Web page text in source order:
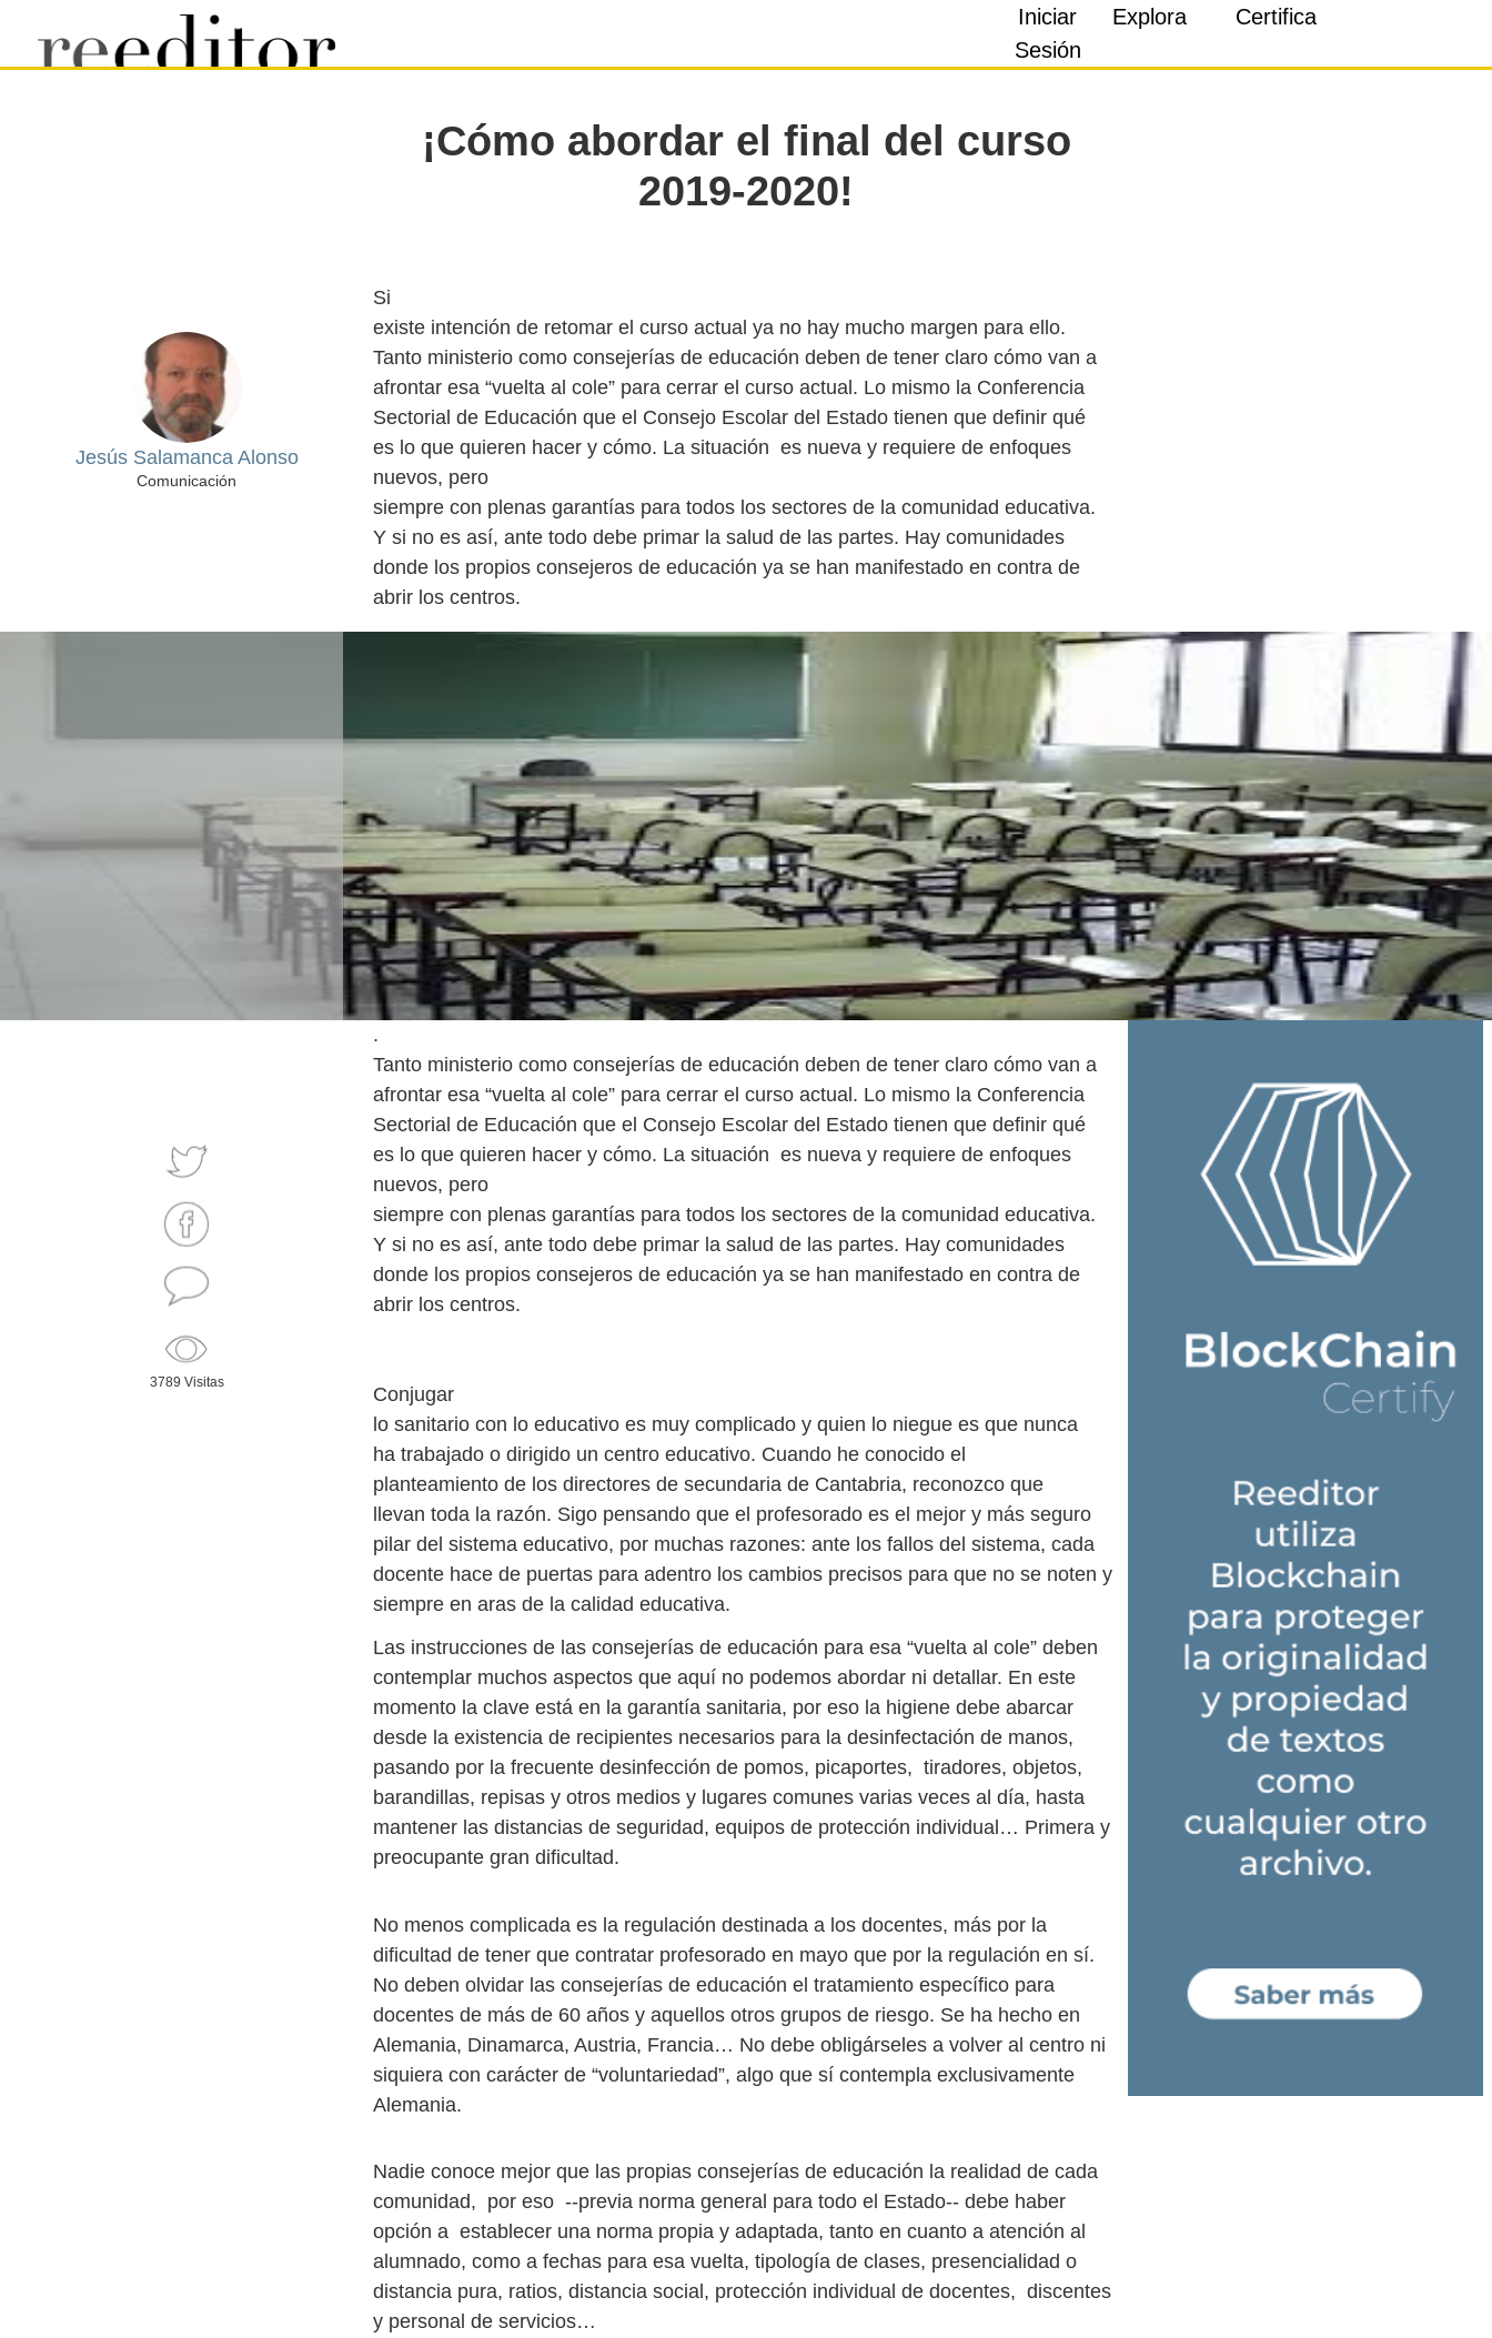
Iniciar
Sesión
Explora Certifica
Jesús Salamanca Alonso
Comunicación
¡Cómo abordar el final del curso
2019-2020!
Si
existe intención de retomar el curso actual ya no hay mucho margen para ello.
Tanto ministerio como consejerías de educación deben de tener claro cómo van a
afrontar esa “vuelta al cole” para cerrar el curso actual. Lo mismo la Conferencia
Sectorial de Educación que el Consejo Escolar del Estado tienen que definir qué
es lo que quieren hacer y cómo. La situación es nueva y requiere de enfoques
nuevos, pero
siempre con plenas garantías para todos los sectores de la comunidad educativa.
Y si no es así, ante todo debe primar la salud de las partes. Hay comunidades
donde los propios consejeros de educación ya se han manifestado en contra de
3789 Visitas
.
Tanto ministerio como consejerías de educación deben de tener claro cómo van a
afrontar esa “vuelta al cole” para cerrar el curso actual. Lo mismo la Conferencia
Sectorial de Educación que el Consejo Escolar del Estado tienen que definir qué
es lo que quieren hacer y cómo. La situación es nueva y requiere de enfoques
nuevos, pero
siempre con plenas garantías para todos los sectores de la comunidad educativa.
Y si no es así, ante todo debe primar la salud de las partes. Hay comunidades
donde los propios consejeros de educación ya se han manifestado en contra de
abrir los centros.
Conjugar
lo sanitario con lo educativo es muy complicado y quien lo niegue es que nunca
ha trabajado o dirigido un centro educativo. Cuando he conocido el
planteamiento de los directores de secundaria de Cantabria, reconozco que
llevan toda la razón. Sigo pensando que el profesorado es el mejor y más seguro
pilar del sistema educativo, por muchas razones: ante los fallos del sistema, cada
docente hace de puertas para adentro los cambios precisos para que no se noten y
siempre en aras de la calidad educativa.
Las instrucciones de las consejerías de educación para esa “vuelta al cole” deben
contemplar muchos aspectos que aquí no podemos abordar ni detallar. En este
momento la clave está en la garantía sanitaria, por eso la higiene debe abarcar
desde la existencia de recipientes necesarios para la desinfectación de manos,
pasando por la frecuente desinfección de pomos, picaportes, tiradores, objetos,
barandillas, repisas y otros medios y lugares comunes varias veces al día, hasta
mantener las distancias de seguridad, equipos de protección individual… Primera y
preocupante gran dificultad.
No menos complicada es la regulación destinada a los docentes, más por la
dificultad de tener que contratar profesorado en mayo que por la regulación en sí.
No deben olvidar las consejerías de educación el tratamiento específico para
docentes de más de 60 años y aquellos otros grupos de riesgo. Se ha hecho en
Alemania, Dinamarca, Austria, Francia… No debe obligárseles a volver al centro ni
siquiera con carácter de “voluntariedad”, algo que sí contempla exclusivamente
Alemania.
Nadie conoce mejor que las propias consejerías de educación la realidad de cada
comunidad, por eso --previa norma general para todo el Estado-- debe haber
opción a establecer una norma propia y adaptada, tanto en cuanto a atención al
alumnado, como a fechas para esa vuelta, tipología de clases, presencialidad o
distancia pura, ratios, distancia social, protección individual de docentes, discentes
y personal de servicios…